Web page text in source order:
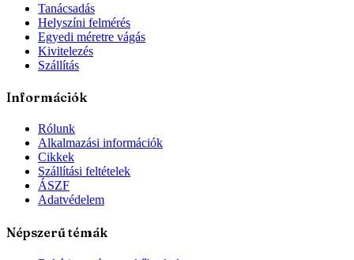
Tanácsadás
Helyszíni felmérés
Egyedi méretre vágás
Kivitelezés
Szállítás
Információk
Rólunk
Alkalmazási információk
Cikkek
Szállítási feltételek
ÁSZF
Adatvédelem
Népszerű témák